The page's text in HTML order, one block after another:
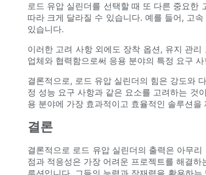
로드 유압 실린더를 선택할 때 또 다른 중요한
따라 크게 달라질 수 있습니다. 예를 들어, 고
있습니다.
이러한 고려 사항 외에도 장착 옵션, 유지 관
업체와 협력함으로써 응용 분야의 특정 요구
결론적으로, 로드 유압 실린더의 힘은 강도와
정 성능 요구 사항과 같은 요소를 고려하는 것
용 분야에 가장 효과적이고 효율적인 솔루션을
결론
결론적으로 로드 유압 실린더의 출력은 아무
점과 적응성은 가장 어려운 프로젝트를 해결